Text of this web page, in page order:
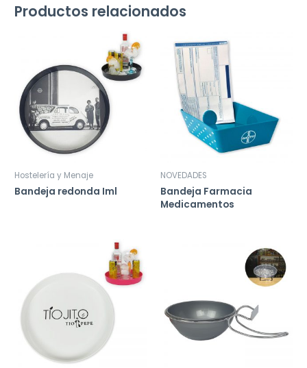
Productos relacionados
Hostelería y Menaje
Bandeja redonda Iml
NOVEDADES
Bandeja Farmacia
Medicamentos